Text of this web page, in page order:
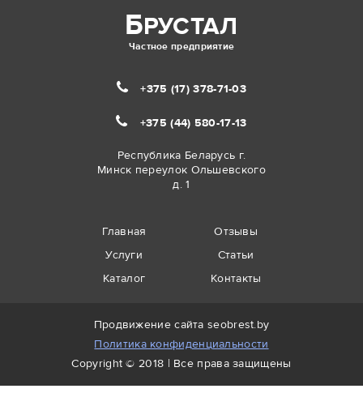
БРУСТАЛ
Частное предприятие
+375 (17) 378-71-03
+375 (44) 580-17-13
Республика Беларусь г.
Минск переулок Ольшевского
д. 1
Главная
Услуги
Каталог
Отзывы
Статьи
Контакты
Продвижение сайта seobrest.by
Политика конфиденциальности
Copyright © 2018 | Все права защищены